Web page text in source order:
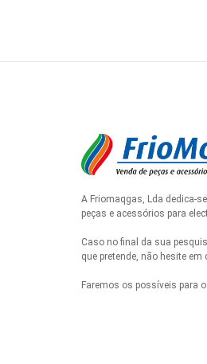
A Friomaqgas, Lda dedica-
peças e acessórios para
Caso no final da sua
que pretende, não hesite em
Faremos os possíveis para o